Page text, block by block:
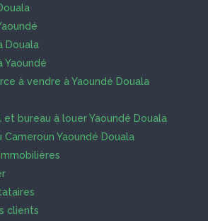
Douala
Yaoundé
à vendre à Yaoundé Douala
bureau à louer Yaoundé Douala
Yaoundé Douala
clients